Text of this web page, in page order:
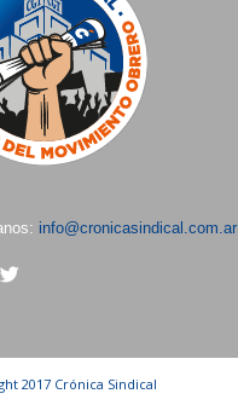
info@cronicasindical.com.ar
2017 Crónica Sindical